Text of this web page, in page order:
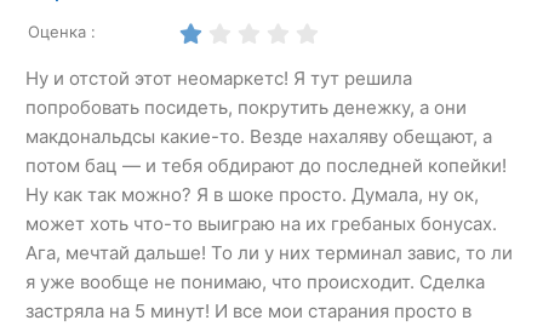
Оценка :
Ну и отстой этот неомаркетс! Я тут решила
попробовать посидеть, покрутить денежку, а они
макдональдсы какие-то. Везде нахаляву обещают, а
потом бац — и тебя обдирают до последней копейки!
Ну как так можно? Я в шоке просто. Думала, ну ок,
может хоть что-то выиграю на их гребаных бонусах.
Ага, мечтай дальше! То ли у них терминал завис, то ли
я уже вообще не понимаю, что происходит. Сделка
застряла на 5 минут! И все мои старания просто в